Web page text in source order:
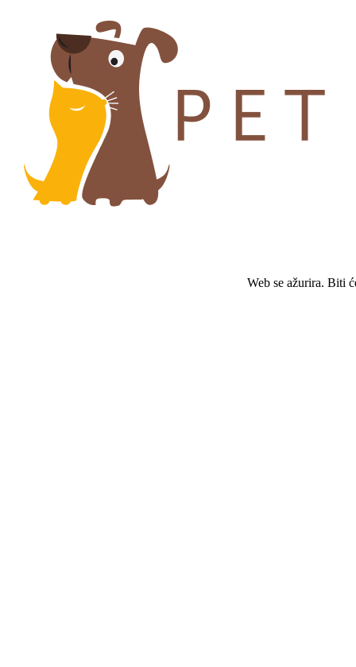
Web se ažurira. Biti